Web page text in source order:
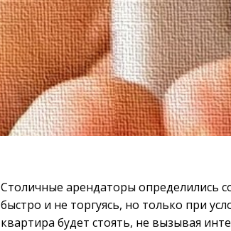
Столичные арендаторы определились
быстро и не торгуясь, но только при
квартира будет стоять, не вызывая